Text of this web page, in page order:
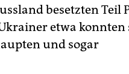
besetzten Teil
etwa konnten
und sogar